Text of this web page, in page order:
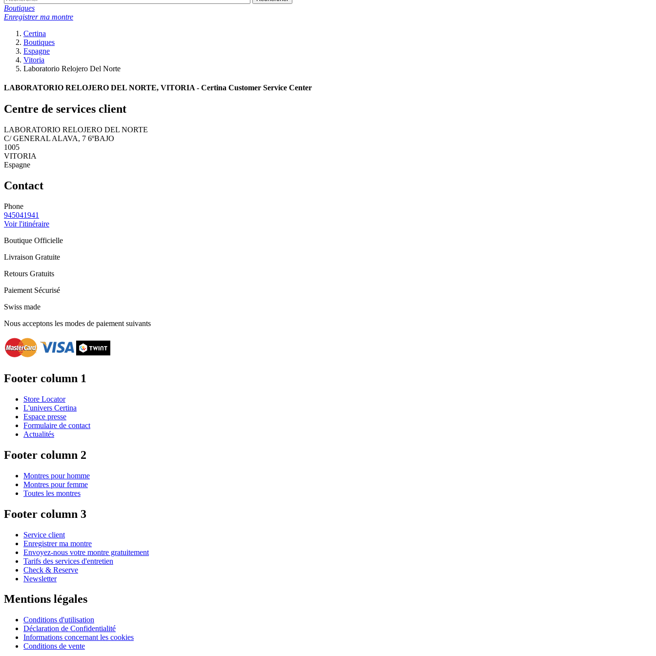
Boutiques
Enregistrer ma montre
Certina
Boutiques
Espagne
Vitoria
Laboratorio Relojero Del Norte
LABORATORIO RELOJERO DEL NORTE, VITORIA - Certina Customer Service Center
Centre de services client
LABORATORIO RELOJERO DEL NORTE
C/ GENERAL ALAVA, 7 6ºBAJO
1005
VITORIA
Espagne
Contact
Phone
945041941
Voir l'itinéraire
Boutique Officielle
Livraison Gratuite
Retours Gratuits
Paiement Sécurisé
Swiss made
Nous acceptons les modes de paiement suivants
Footer column 1
Store Locator
L'univers Certina
Espace presse
Formulaire de contact
Actualités
Footer column 2
Montres pour homme
Montres pour femme
Toutes les montres
Footer column 3
Service client
Enregistrer ma montre
Envoyez-nous votre montre gratuitement
Tarifs des services d'entretien
Check & Reserve
Newsletter
Mentions légales
Conditions d'utilisation
Déclaration de Confidentialité
Informations concernant les cookies
Conditions de vente